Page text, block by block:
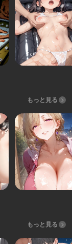
もっと見る
もっと見る